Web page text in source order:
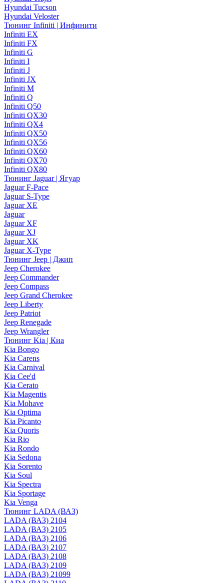
Hyundai Tucson
Hyundai Veloster
Тюнинг Infiniti | Инфинити
Infiniti EX
Infiniti FX
Infiniti G
Infiniti I
Infiniti J
Infiniti JX
Infiniti M
Infiniti Q
Infiniti Q50
Infiniti QX30
Infiniti QX4
Infiniti QX50
Infiniti QX56
Infiniti QX60
Infiniti QX70
Infiniti QX80
Тюнинг Jaguar | Ягуар
Jaguar F-Pace
Jaguar S-Type
Jaguar XE
Jaguar
Jaguar XF
Jaguar XJ
Jaguar XK
Jaguar X-Type
Тюнинг Jeep | Джип
Jeep Cherokee
Jeep Commander
Jeep Compass
Jeep Grand Cherokee
Jeep Liberty
Jeep Patriot
Jeep Renegade
Jeep Wrangler
Тюнинг Kia | Киа
Kia Bongo
Kia Carens
Kia Carnival
Kia Cee'd
Kia Cerato
Kia Magentis
Kia Mohave
Kia Optima
Kia Picanto
Kia Quoris
Kia Rio
Kia Rondo
Kia Sedona
Kia Sorento
Kia Soul
Kia Spectra
Kia Sportage
Kia Venga
Тюнинг LADA (ВАЗ)
LADA (ВАЗ) 2104
LADA (ВАЗ) 2105
LADA (ВАЗ) 2106
LADA (ВАЗ) 2107
LADA (ВАЗ) 2108
LADA (ВАЗ) 2109
LADA (ВАЗ) 21099